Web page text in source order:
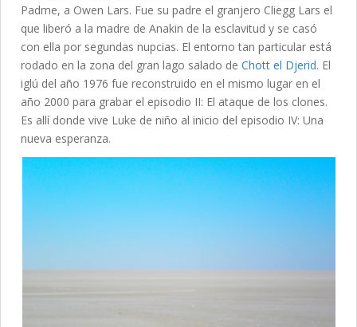
Padme, a Owen Lars. Fue su padre el granjero Cliegg Lars el
que liberó a la madre de Anakin de la esclavitud y se casó
con ella por segundas nupcias. El entorno tan particular está
rodado en la zona del gran lago salado de Chott el Djerid. El
iglú del año 1976 fue reconstruido en el mismo lugar en el
año 2000 para grabar el episodio II: El ataque de los clones.
Es allí donde vive Luke de niño al inicio del episodio IV: Una
nueva esperanza.